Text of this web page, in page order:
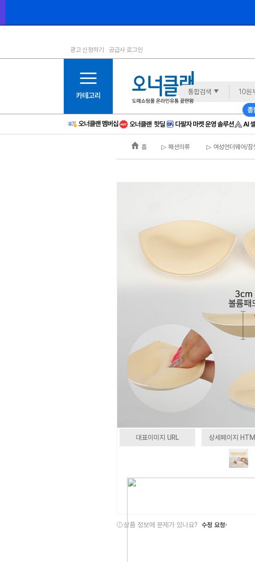
1등급
6등급
11등급
12등급
15등급
16등급
광고 신청하기 공급사 로그인
통합검색
홈 ▷ 패션의류 ▷ 여성언더웨어/잠
대표이미지 URL 상세페이지
상품 정보에 문제가 있나요? 수정 요청